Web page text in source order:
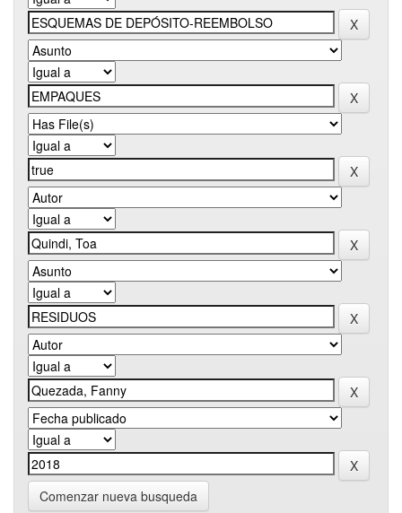
Comenzar nueva busqueda